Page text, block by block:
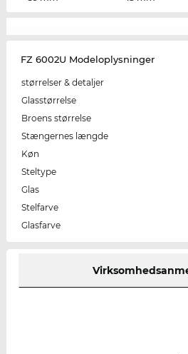
FZ 6002U Modeloplysninger
størrelser & detaljer
Glasstørrelse
Broens størrelse
Stængernes længde
Køn
Steltype
Glas
Stelfarve
Glasfarve